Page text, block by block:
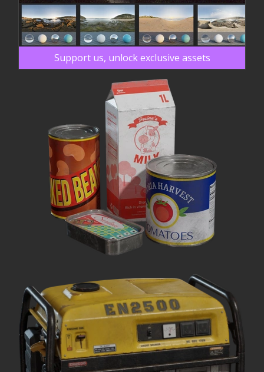
Support us, unlock exclusive assets